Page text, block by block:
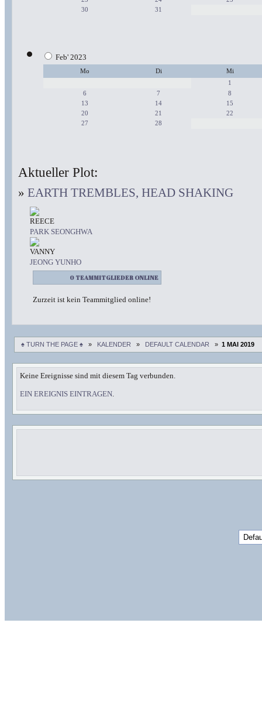
30
31
Feb' 2023
Mo Di
Mi
1
6
7
8
13
14
15
20
21
22
27
28
Aktueller Plot:
» EARTH TREMBLES, HEAD SHAKING
REECE
PARK SEONGHWA
VANNY
JEONG YUNHO
0 TEAMMITGLIEDER ONLINE
Zurzeit ist kein Teammitglied online!
♠ TURN THE PAGE ♠ » KALENDER » DEFAULT CALENDAR » 1 MAI 2019
Keine Ereignisse sind mit diesem Tag verbunden.
EIN EREIGNIS EINTRAGEN.